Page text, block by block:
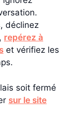
déclinez
repérez à
et vérifiez les
soit fermé
sur le site